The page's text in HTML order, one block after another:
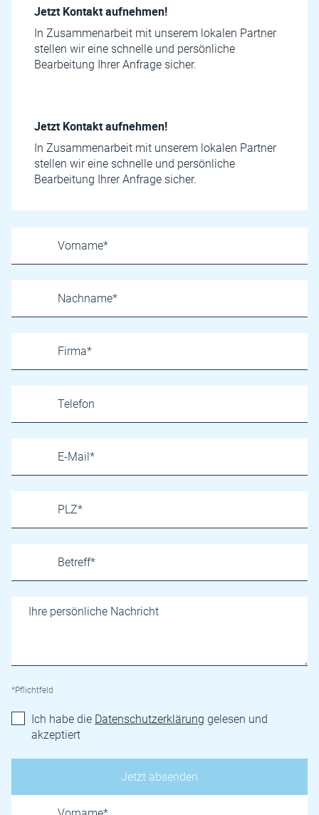
Jetzt Kontakt aufnehmen!
In Zusammenarbeit mit unserem lokalen Partner
stellen wir eine schnelle und persönliche
Bearbeitung Ihrer Anfrage sicher.
Jetzt Kontakt aufnehmen!
In Zusammenarbeit mit unserem lokalen Partner
stellen wir eine schnelle und persönliche
Bearbeitung Ihrer Anfrage sicher.
*Pflichtfeld
Ich habe die Datenschutzerklärung gelesen und
akzeptiert